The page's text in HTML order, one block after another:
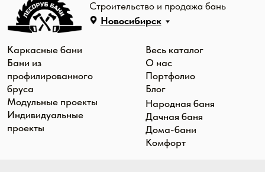
© «Лесоруб бани», 2026. ИП Заречный Дмитрий
Сергеевич ИНН: 544591907648 ОГРН:
Выставочные площадки:
г. Новосибирск, 1-е
Мочищенское ш., 6 -
г. Кемерово, пр.
Октябрьский, 57/1 -
парковка магазина
"Магнит"
Cookie-файлы
Политика
конфиденциальности